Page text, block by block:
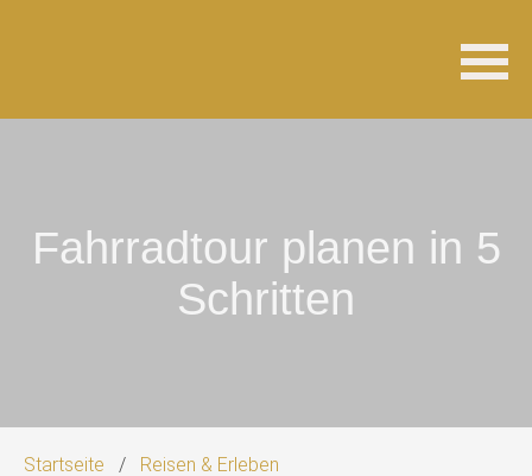
Fahrradtour planen in 5
Schritten
Startseite
Reisen & Erleben